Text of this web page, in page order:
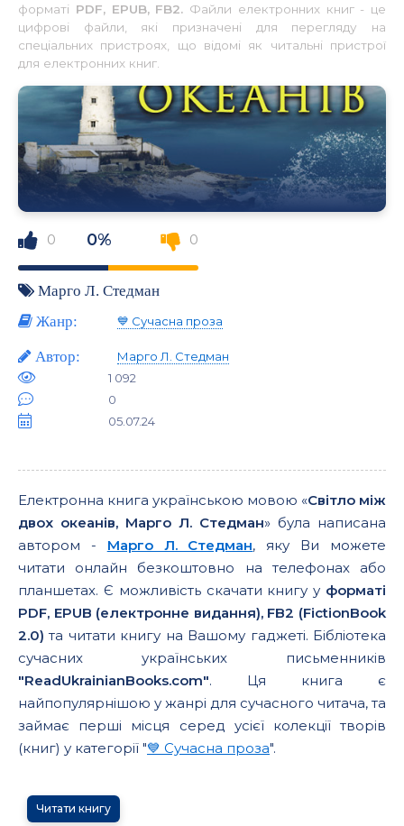
форматі PDF, EPUB, FB2. Файли електронних книг - це
цифрові файли, які призначені для перегляду на
спеціальних пристроях, що відомі як читальні пристрої
для електронних книг.
0 0% 0
Марго Л. Стедман
Жанр:
💙 Сучасна проза
Автор:
Марго Л. Стедман
1 092
0
05.07.24
Електронна книга українською мовою «Світло між
двох океанів, Марго Л. Стедман» була написана
автором - Марго Л. Стедман, яку Ви можете
читати онлайн безкоштовно на телефонах або
планшетах. Є можливість скачати книгу у форматі
PDF, EPUB (електронне видання), FB2 (FictionBook
2.0) та читати книгу на Вашому гаджеті. Бібліотека
сучасних українських письменників
"ReadUkrainianBooks.com". Ця книга є
найпопулярнішою у жанрі для сучасного читача, та
займає перші місця серед усієї колекції творів
(книг) у категорії "💙 Сучасна проза".
Читати книгу